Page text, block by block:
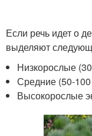
Если речь идет о
выделяют
Низкорослые
Средние (50-
Высокорослые